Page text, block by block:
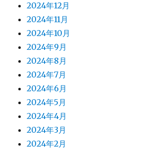
2024年12月
2024年11月
2024年10月
2024年9月
2024年8月
2024年7月
2024年6月
2024年5月
2024年4月
2024年3月
2024年2月